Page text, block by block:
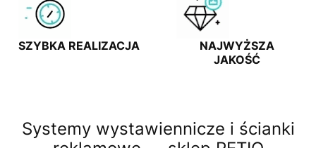
SZYBKA REALIZACJA
NAJWYŻSZA
JAKOŚĆ
Systemy wystawiennicze i ścianki